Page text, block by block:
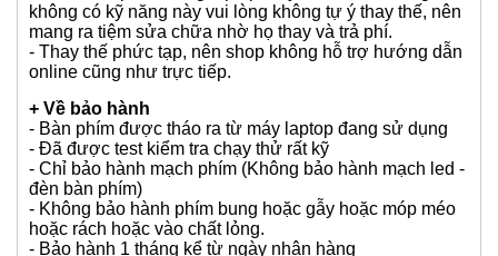
+ Lưu ý khi nhận hàng
- Chỉ có phím duy nhất không có gì thêm
- Bao bì đi kèm chỉ có tác dụng bao bọc và bảo vệ khi
vận chuyển
- Có thể mở kiện hàng ra kiểm tra số lượng và ngoại
quan khi nhận hàng
- Trên phím sẽ có tem và ký hiệu của shop để nhận diện
hàng hóa
+ Hướng dẫn sử dụng
- Loại phím âm này chỉ dùng cho kỹ thuật hoặc người
am hiểu về phần cứng laptop thay thế. Khách hàng